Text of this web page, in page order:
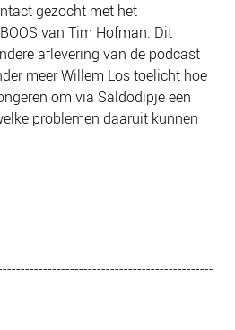
gezocht met het
van Tim Hofman. Dit
aflevering van de podcast
meer Willem Los toelicht hoe
om via Saldodipje een
problemen daaruit kunnen